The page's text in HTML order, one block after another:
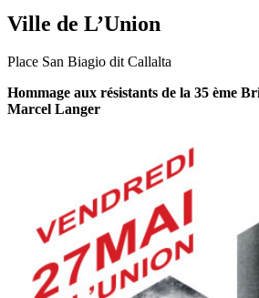
Ville de L’Union
Place San Biagio dit Callalta
Hommage aux résistants de la 35 ème
Marcel Langer